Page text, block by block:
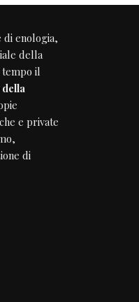
enologia,
della
tempo il
della
e private
di